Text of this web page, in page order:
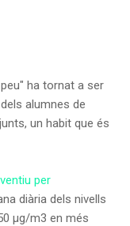
ha tornat a ser
alumnes de
un habit que és
per
diària dels nivells
μg/m3 en més